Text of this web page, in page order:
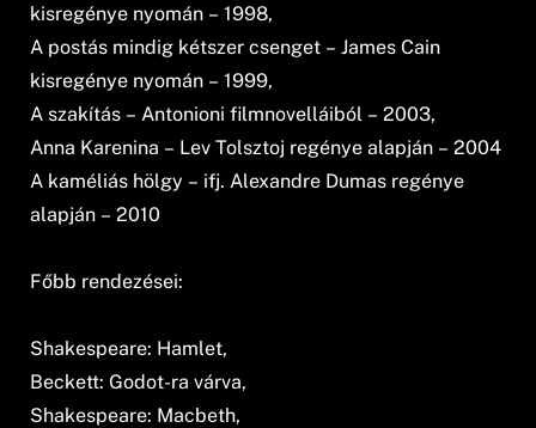
kisregénye nyomán – 1998,
A postás mindig kétszer csenget – James Cain
kisregénye nyomán – 1999,
A szakítás – Antonioni filmnovelláiból – 2003,
Anna Karenina – Lev Tolsztoj regénye alapján – 2004
A kaméliás hölgy – ifj. Alexandre Dumas regénye
alapján – 2010
Főbb rendezései:
Shakespeare: Hamlet,
Beckett: Godot-ra várva,
Shakespeare: Macbeth,